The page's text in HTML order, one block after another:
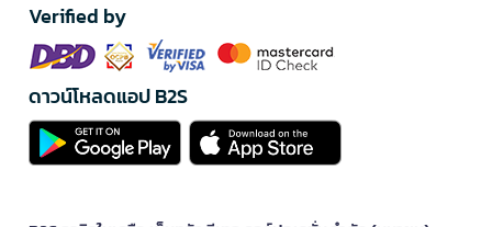
Verified by
ดาวน์โหลดแอป B2S